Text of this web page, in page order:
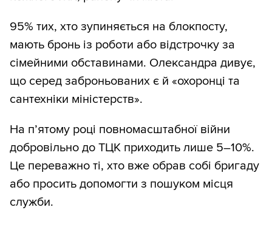
95% тих, хто зупиняється на блокпосту,
мають бронь із роботи або відстрочку за
сімейними обставинами. Олександра дивує,
що серед заброньованих є й «охоронці та
сантехніки міністерств».
На п’ятому році повномасштабної війни
добровільно до ТЦК приходить лише 5–10%.
Це переважно ті, хто вже обрав собі бригаду
або просить допомогти з пошуком місця
служби.